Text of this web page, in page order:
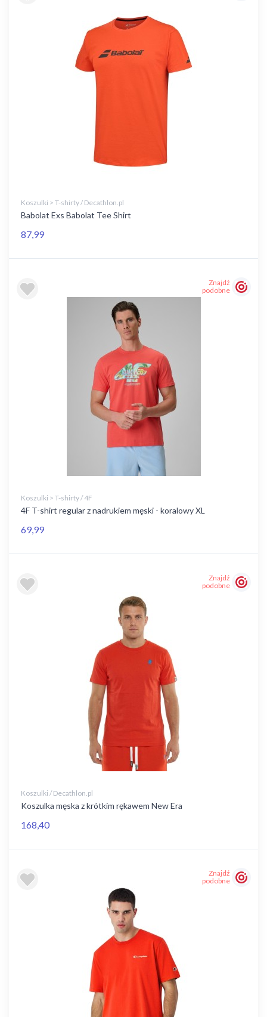
Koszulki > T-shirty / Decathlon.pl
Babolat Exs Babolat Tee Shirt
87,99
Znajdź
podobne
Koszulki > T-shirty / 4F
4F T-shirt regular z nadrukiem męski - koralowy XL
69,99
Znajdź
podobne
Koszulki / Decathlon.pl
Koszulka męska z krótkim rękawem New Era
168,40
Znajdź
podobne